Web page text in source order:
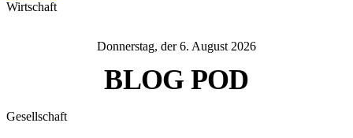
Wirtschaft
Donnerstag, der 6. August 2026
BLOG POD
Gesellschaft